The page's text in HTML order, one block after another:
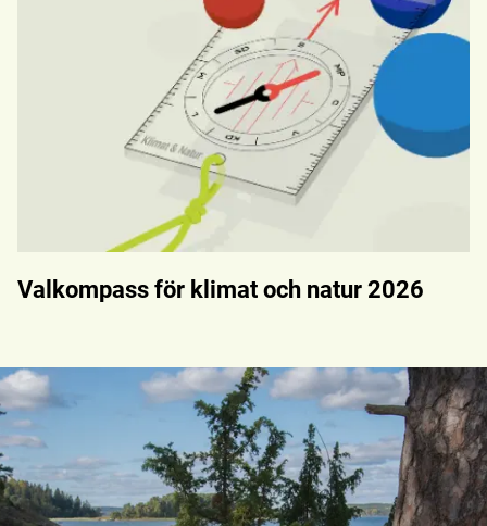
Valkompass för klimat och natur 2026